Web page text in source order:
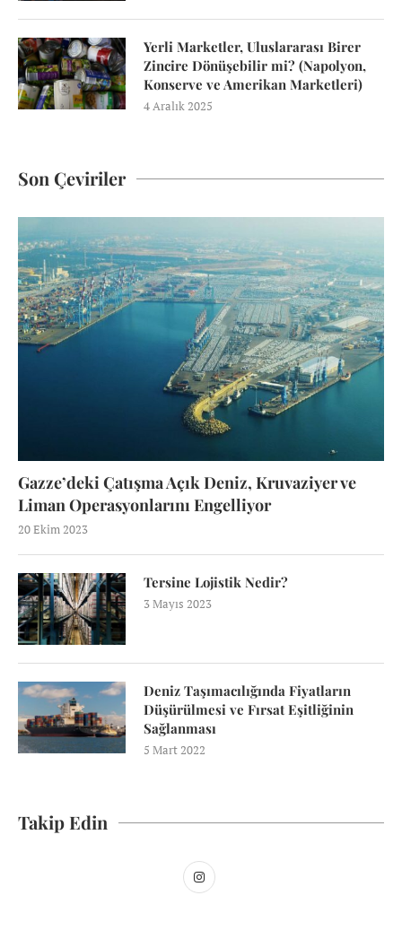
Yerli Marketler, Uluslararası Birer
Zincire Dönüşebilir mi? (Napolyon,
Konserve ve Amerikan Marketleri)
4 Aralık 2025
Son Çeviriler
Gazze’deki Çatışma Açık Deniz, Kruvaziyer ve
Liman Operasyonlarını Engelliyor
20 Ekim 2023
Tersine Lojistik Nedir?
3 Mayıs 2023
Deniz Taşımacılığında Fiyatların
Düşürülmesi ve Fırsat Eşitliğinin
Sağlanması
5 Mart 2022
Takip Edin